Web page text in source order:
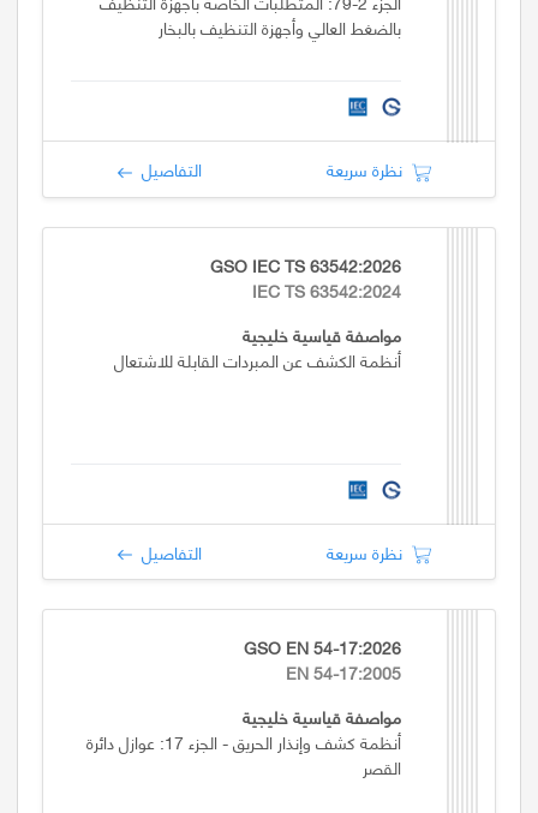
بالضغط العالي وأجهزة التنظيف بالبخار
نظرة سريعة التفاصيل
GSO IEC TS 63542:2026
IEC TS 63542:2024
مواصفة قياسية خليجية
أنظمة الكشف عن المبردات القابلة للاشتعال
نظرة سريعة التفاصيل
GSO EN 54-17:2026
EN 54-17:2005
مواصفة قياسية خليجية
أنظمة كشف وإنذار الحريق - الجزء 17: عوازل دائرة
القصر